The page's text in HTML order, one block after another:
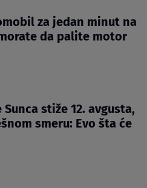
za jedan minut na
da palite motor
stiže 12. avgusta,
smeru: Evo šta će